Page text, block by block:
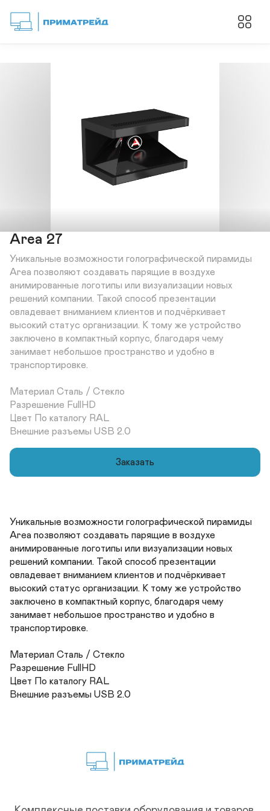
Area 27
Уникальные возможности голографической пирамиды
Area позволяют создавать парящие в воздухе
анимированные логотипы или визуализации новых
решений компании. Такой способ презентации
овладевает вниманием клиентов и подчёркивает
высокий статус организации. К тому же устройство
заключено в компактный корпус, благодаря чему
занимает небольшое пространство и удобно в
транспортировке.
Материал Сталь / Стекло
Разрешение FullHD
Цвет По каталогу RAL
Внешние разъемы USB 2.0
Заказать
Уникальные возможности голографической пирамиды
Area позволяют создавать парящие в воздухе
анимированные логотипы или визуализации новых
решений компании. Такой способ презентации
овладевает вниманием клиентов и подчёркивает
высокий статус организации. К тому же устройство
заключено в компактный корпус, благодаря чему
занимает небольшое пространство и удобно в
транспортировке.
Материал Сталь / Стекло
Разрешение FullHD
Цвет По каталогу RAL
Внешние разъемы USB 2.0